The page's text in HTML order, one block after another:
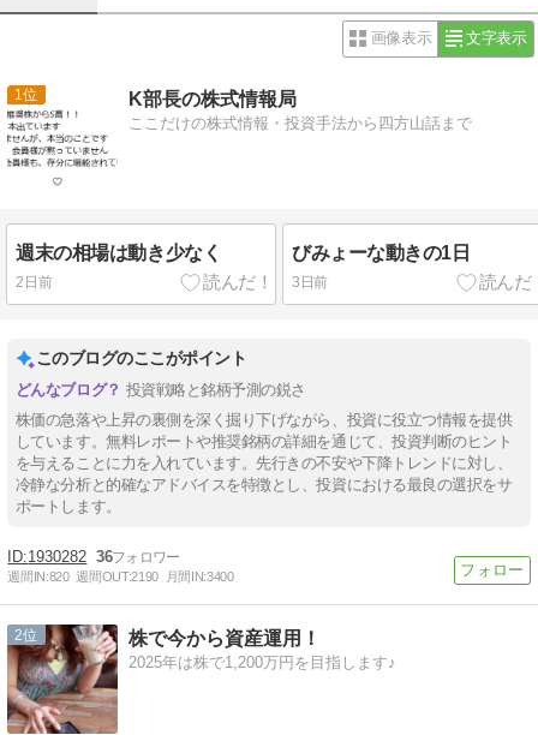
画像表示 文字表示
1 K部長の株式情報局
ここだけの株式情報・投資手法から四方山話まで
週末の相場は動き少なく
2日前
びみょーな動きの1日
3日前
このブログのここがポイント
投資戦略と銘柄予測の鋭さ
株価の急落や上昇の裏側を深く掘り下げながら、投資に役立つ情報を提供
しています。無料レポートや推奨銘柄の詳細を通じて、投資判断のヒント
を与えることに力を入れています。先行きの不安や下降トレンドに対し、
冷静な分析と的確なアドバイスを特徴とし、投資における最良の選択をサ
ポートします。
1930282 36
週間IN:820 週間OUT:2190 月間IN:3400
2 株で今から資産運用！
2025年は株で1,200万円を目指します♪